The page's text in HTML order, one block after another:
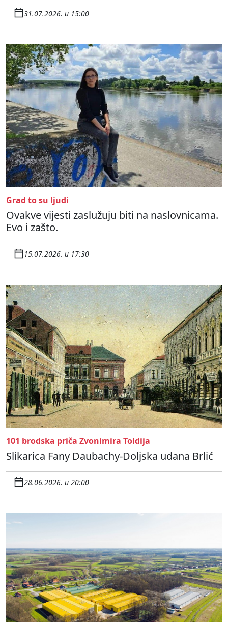
31.07.2026. u 15:00
Grad to su ljudi
Ovakve vijesti zaslužuju biti na naslovnicama.
Evo i zašto.
15.07.2026. u 17:30
101 brodska priča Zvonimira Toldija
Slikarica Fany Daubachy-Doljska udana Brlić
28.06.2026. u 20:00